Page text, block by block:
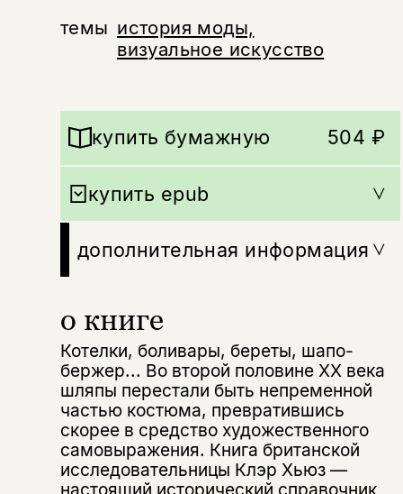
темы история моды,
визуальное искусство
о книге
Котелки, боливары, береты, шапо-
бержер... Во второй половине XX века
шляпы перестали быть непременной
частью костюма, превратившись
скорее в средство художественного
самовыражения. Книга британской
исследовательницы Клэр Хьюз —
настоящий исторический справочник
купить бумажную 504 ₽
купить epub
дополнительная информация
Подписка на рассылку
Этой книги временно
нет в продаже.